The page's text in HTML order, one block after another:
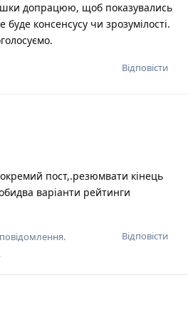
допрацюю, щоб показувались
консенсусу чи зрозумілості.
Відповісти
пост,.резюмвати кінець
варіанти рейтинги
Відповісти
.